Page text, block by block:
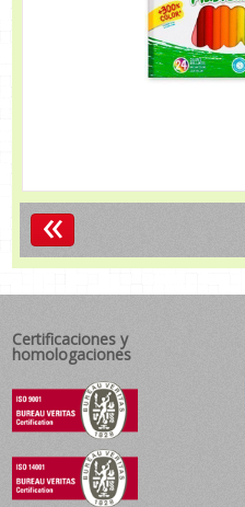
«
Certificaciones y
homologaciones